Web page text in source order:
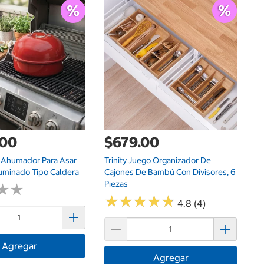
Para Asar
Tipo Caldera
★
★
Agregar
$679.00
Trinity Juego Organizador De
Cajones De Bambú Con Divisores, 6
Piezas
★★★★★
★★★★★ 4.8 (4)
Agregar